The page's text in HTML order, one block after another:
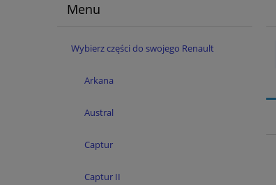
Menu
Wybierz części do swojego Renault
Arkana
Austral
Captur
Captur II